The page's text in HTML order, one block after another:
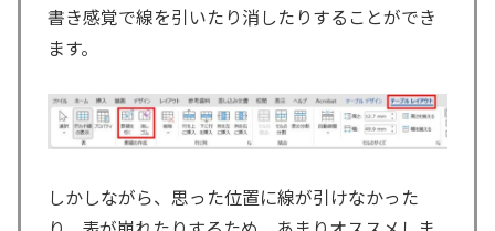
書き感覚で線を引いたり消したりすることができ
ます。
しかしながら、思った位置に線が引けなかった